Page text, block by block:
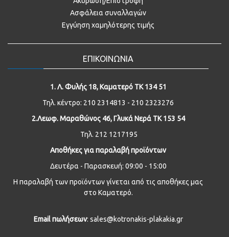
Ασφάλεια συναλλαγών
Εγγύηση χαμηλότερης τιμής
ΕΠΙΚΟΙΝΩΝΙΑ
1. Λ. Φυλής 18, Καματερό ΤΚ 134 51
Τηλ. κέντρο: 210 2314813 - 210 2323276
2.Λεωφ. Μαραθώνος 46, Γλυκά Νερά ΤΚ 153 54
Τηλ. 212 1217195
Αποθήκες για παραλαβή προϊόντων
Δευτέρα - Παρασκευή: 09:00 - 15:00
Η παραλαβή των προϊόντων γίνεται από τις αποθήκες μας
στο Καματερό.
Email πωλήσεων: sales@kotronakis-plakakia.gr